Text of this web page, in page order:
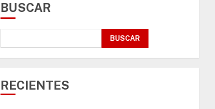
BUSCAR
BUSCAR
RECIENTES